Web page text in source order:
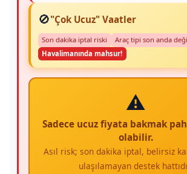
🚫"Çok Ucuz" Vaatler
Son dakika iptal riski
Araç tipi son anda
Havalimanında mahsur!
⚠️
Sadece ucuz fiyata bakmak
olabilir.
Asıl risk; son dakika iptal, belirsiz
ulaşılamayan destek